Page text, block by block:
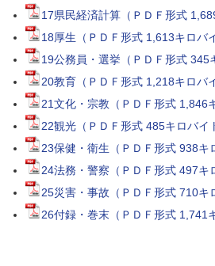
17県民経済計算（ＰＤＦ形式
18厚生（ＰＤＦ形式 1,613キロバ
19公務員・選挙（ＰＤＦ形式 345
20教育（ＰＤＦ形式 1,218キロバ
21文化・宗教（ＰＤＦ形式 1,846
22観光（ＰＤＦ形式 485キロバイ
23保健・衛生（ＰＤＦ形式 938キ
24法務・警察（ＰＤＦ形式 497キ
25災害・事故（ＰＤＦ形式 710キ
26付録・巻末（ＰＤＦ形式 1,741